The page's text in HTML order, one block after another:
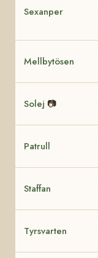
Sexanper
Mellbytösen
Solej 📷
Patrull
Staffan
Tyrsvarten